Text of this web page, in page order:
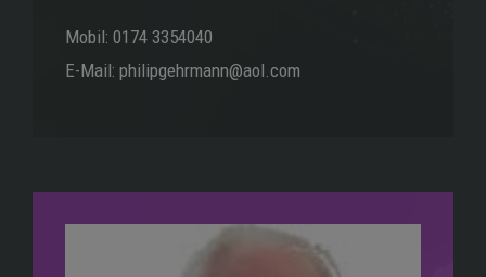
Mobil: 0174 3354040
E-Mail: philipgehrmann@aol.com